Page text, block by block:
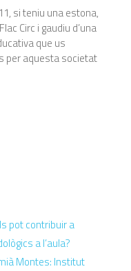
si teniu una estona,
Circ i gaudiu d’una
que us
per aquesta societat
pot contribuir a
a l’aula?
Montes: Institut